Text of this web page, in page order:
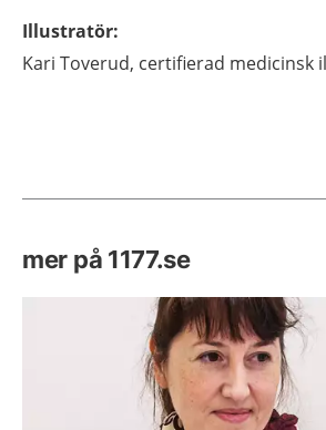
Illustratör:
Kari Toverud, certifierad medicinsk
mer på 1177.se